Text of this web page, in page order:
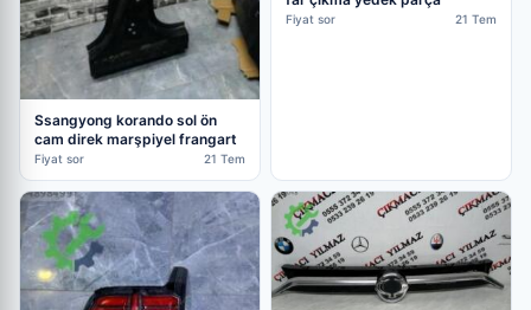
Ssangyong korando sol ön
cam direk marşpiyel frangart
Fiyat sor 21 Tem
Fiyat sor 21 Tem